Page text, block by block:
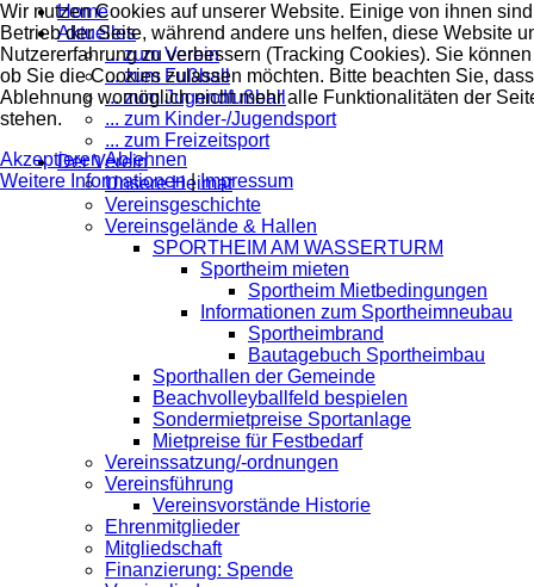
Home
Aktuelles
... zum Verein
... zum Fußball
... zum Jugendfußball
... zum Kinder-/Jugendsport
... zum Freizeitsport
Der Verein
Unsere Heimat
Vereinsgeschichte
Vereinsgelände & Hallen
SPORTHEIM AM WASSERTURM
Sportheim mieten
Sportheim Mietbedingungen
Informationen zum Sportheimneubau
Sportheimbrand
Bautagebuch Sportheimbau
Sporthallen der Gemeinde
Beachvolleyballfeld bespielen
Sondermietpreise Sportanlage
Mietpreise für Festbedarf
Vereinssatzung/-ordnungen
Vereinsführung
Vereinsvorstände Historie
Ehrenmitglieder
Mitgliedschaft
Finanzierung: Spende
Wir nutzen Cookies auf unserer Website. Einige von ihnen
Betrieb der Seite, während andere uns helfen, diese Website
Nutzererfahrung zu verbessern (Tracking Cookies). Sie
ob Sie die Cookies zulassen möchten. Bitte beachten Sie,
Ablehnung womöglich nicht mehr alle Funktionalitäten der
stehen.
AkzeptierenAblehnen
Weitere Informationen|Impressum